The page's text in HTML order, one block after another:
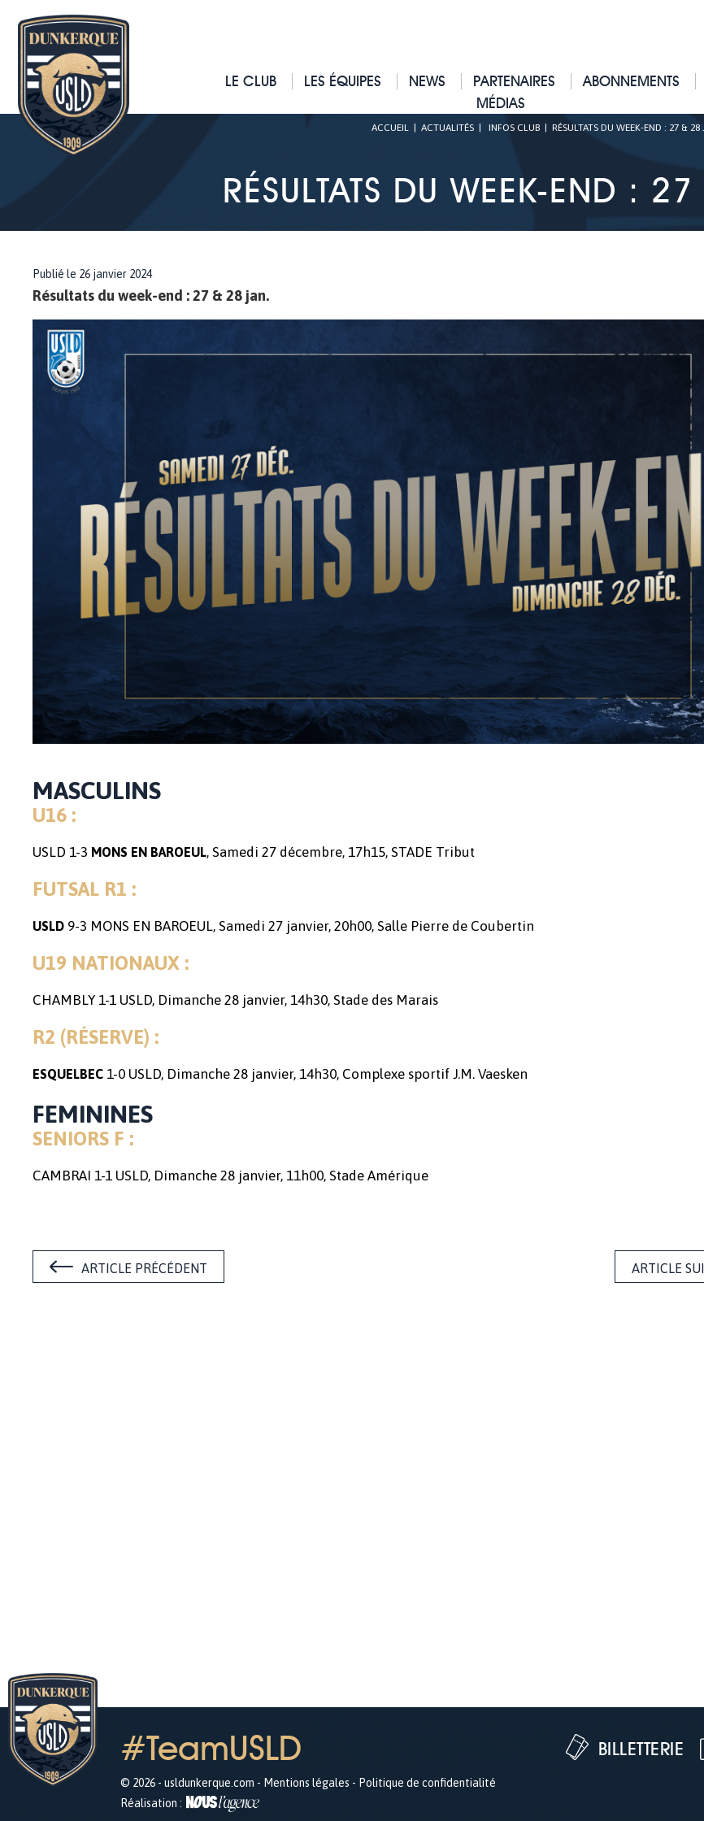
LE CLUB LES ÉQUIPES NEWS PARTENAIRES ABONNEMENTS
MÉDIAS
ACCUEIL ACTUALITÉS INFOS CLUB RÉSULTATS DU WEEK-END : 27 & 28
RÉSULTATS DU WEEK-END :
Publié le 26 janvier 2024
Résultats du week-end : 27 & 28 jan.
MASCULINS
U16 :
USLD 1-3 MONS EN BAROEUL, Samedi 27 décembre, 17h15, STADE Tribut
FUTSAL R1 :
USLD 9-3 MONS EN BAROEUL, Samedi 27 janvier, 20h00, Salle Pierre de Coubertin
U19 NATIONAUX :
CHAMBLY 1-1 USLD, Dimanche 28 janvier, 14h30, Stade des Marais
R2 (RÉSERVE) :
ESQUELBEC 1-0 USLD, Dimanche 28 janvier, 14h30, Complexe sportif J.M. Vaesken
FEMININES
SENIORS F :
CAMBRAI 1-1 USLD, Dimanche 28 janvier, 11h00, Stade Amérique
ARTICLE PRÉCÉDENT ARTICLE
#TeamUSLD
© 2026 - usldunkerque.com - Mentions légales - Politique de confidentialité
Réalisation :
BILLETTERIE